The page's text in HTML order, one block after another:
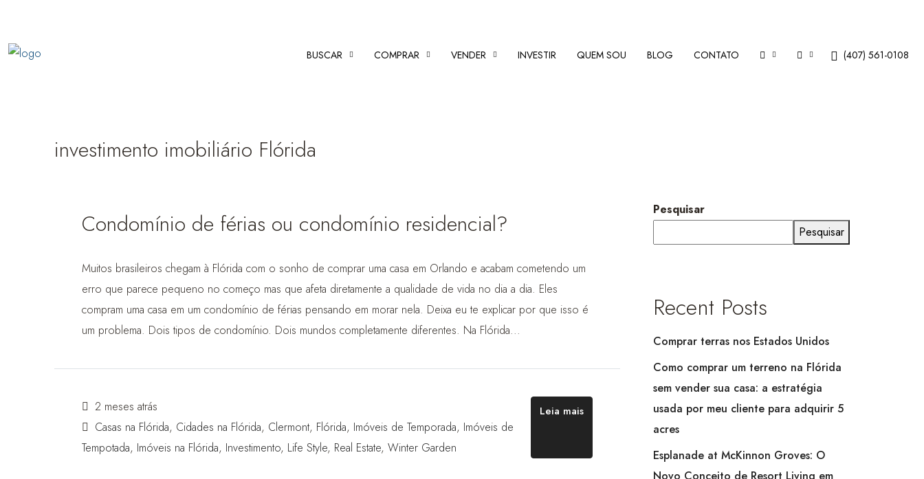
BUSCAR COMPRAR VENDER INVESTIR QUEM SOU BLOG CONTATO (407) 561-0108
investimento imobiliário Flórida
Condomínio de férias ou condomínio residencial?
Muitos brasileiros chegam à Flórida com o sonho de comprar uma casa em Orlando e acabam cometendo um
erro que parece pequeno no começo mas que afeta diretamente a qualidade de vida no dia a dia. Eles
compram uma casa em um condomínio de férias pensando em morar nela. Deixa eu te explicar por que isso é
um problema. Dois tipos de condomínio. Dois mundos completamente diferentes. Na Flórida...
2 meses atrás
Casas na Flórida, Cidades na Flórida, Clermont, Flórida, Imóveis de Temporada, Imóveis de
Tempotada, Imóveis na Flórida, Investimento, Life Style, Real Estate, Winter Garden
Leia mais
Pesquisar
Pesquisar
Recent Posts
Comprar terras nos Estados Unidos
Como comprar um terreno na Flórida
sem vender sua casa: a estratégia
usada por meu cliente para adquirir 5
acres
Esplanade at McKinnon Groves: O